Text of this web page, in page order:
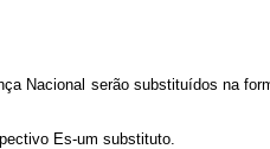
Nacional serão substituídos na
Es-um substituto.